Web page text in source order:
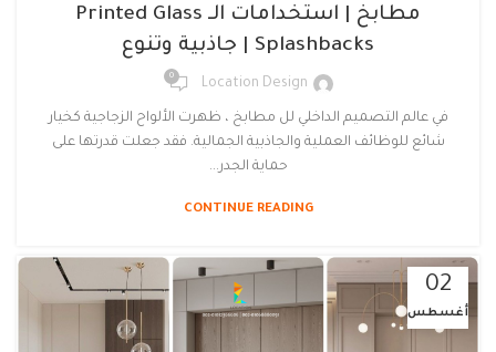
مطابخ | استخدامات الـ Printed Glass
Splashbacks | جاذبية وتنوع
Location Design
0
في عالم التصميم الداخلي لل مطابخ ، ظهرت الألواح الزجاجية كخيار
شائع للوظائف العملية والجاذبية الجمالية. فقد جعلت قدرتها على
حماية الجدر...
CONTINUE READING
02
أغسطس